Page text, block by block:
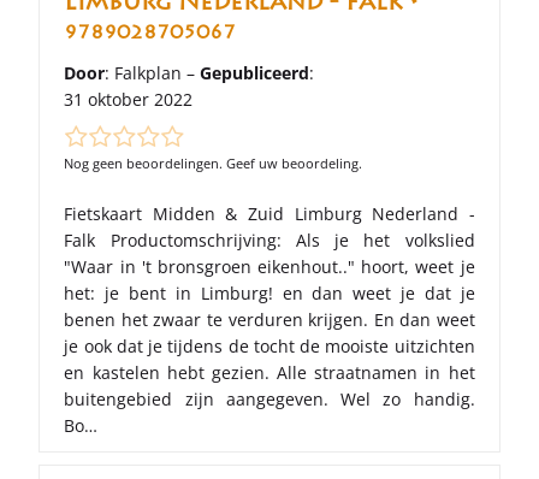
9789028705067
Door: Falkplan –Gepubliceerd:
31 oktober 2022
Nog geen beoordelingen. Geef uw beoordeling.
Fietskaart Midden & Zuid Limburg Nederland -
Falk Productomschrijving: Als je het volkslied
"Waar in 't bronsgroen eikenhout.." hoort, weet je
het: je bent in Limburg! en dan weet je dat je
benen het zwaar te verduren krijgen. En dan weet
je ook dat je tijdens de tocht de mooiste uitzichten
en kastelen hebt gezien. Alle straatnamen in het
buitengebied zijn aangegeven. Wel zo handig.
Bo…